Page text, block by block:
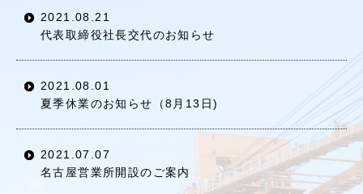
2021.08.21
代表取締役社長交代のお知らせ
2021.08.01
夏季休業のお知らせ（8月13日)
2021.07.07
名古屋営業所開設のご案内